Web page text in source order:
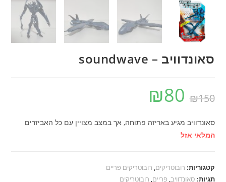
סאונדוויב – soundwave
₪150
₪80
סאונדוויב מגיע באריזה פתוחה, אך במצב מצויין עם כל האביזרים
המלאי אזל
קטגוריות: רובוטריקים, רובוטריקים פריים
תגיות: סאונדוויב, פריים, רובוטריקים